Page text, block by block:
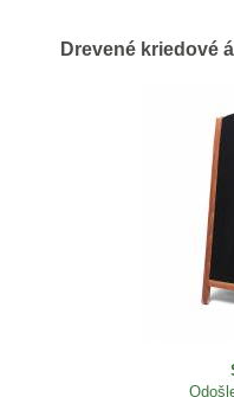
Drevené kriedové